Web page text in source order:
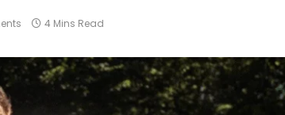
4 Mins Read